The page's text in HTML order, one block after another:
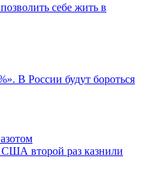
себе жить в
В России будут бороться
США второй раз казнили